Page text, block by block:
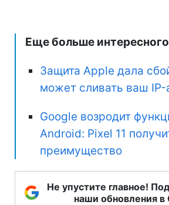
Еще больше интересного
Защита Apple дала
может сливать ваш IP-
Google возродит
Android: Pixel 11
преимущество
Не упустите главное!
наши обновления в